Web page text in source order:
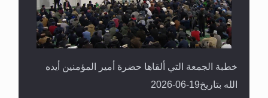
خطبة الجمعة التي ألقاها حضرة أمير المؤمنين أيده
الله بتاريخ19-06-2026